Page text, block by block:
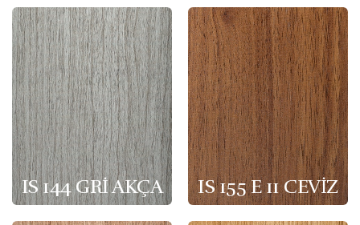
IS 144 GRİ AKÇA IS 155 E 11 CEVİZ